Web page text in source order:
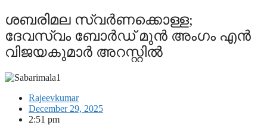
ശബരിമല സ്വര്‍ണക്കൊള്ള;
ദേവസ്വം ബോര്‍ഡ് മുന്‍ അംഗം എന്‍
വിജയകുമാര്‍ അറസ്റ്റില്‍
Rajeevkumar
December 29, 2025
2:51 pm